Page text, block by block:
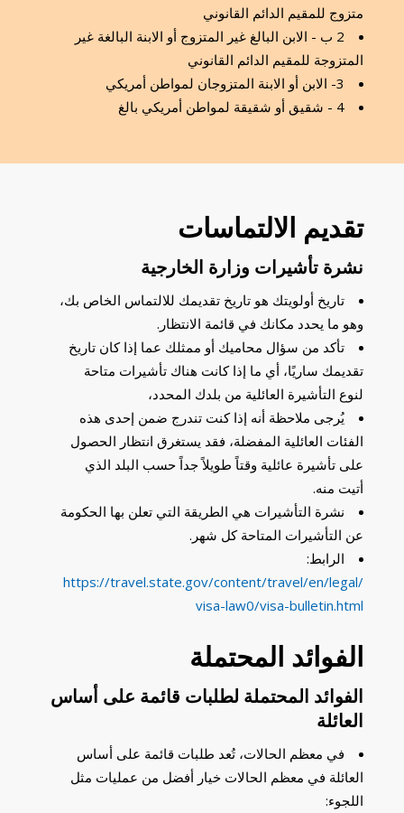
متزوج للمقيم الدائم القانوني
2 ب - الابن البالغ غير المتزوج أو الابنة البالغة غير
المتزوجة للمقيم الدائم القانوني
3- الابن أو الابنة المتزوجان لمواطن أمريكي
4 - شقيق أو شقيقة لمواطن أمريكي بالغ
تقديم الالتماسات
نشرة تأشيرات وزارة الخارجية
تاريخ أولويتك هو تاريخ تقديمك للالتماس الخاص بك،
وهو ما يحدد مكانك في قائمة الانتظار.
تأكد من سؤال محاميك أو ممثلك عما إذا كان تاريخ
تقديمك ساريًا، أي ما إذا كانت هناك تأشيرات متاحة
لنوع التأشيرة العائلية من بلدك المحدد،
يُرجى ملاحظة أنه إذا كنت تندرج ضمن إحدى هذه
الفئات العائلية المفضلة، فقد يستغرق انتظار الحصول
على تأشيرة عائلية وقتاً طويلاً جداً حسب البلد الذي
أتيت منه.
نشرة التأشيرات هي الطريقة التي تعلن بها الحكومة
عن التأشيرات المتاحة كل شهر.
الرابط:
https://travel.state.gov/content/travel/en/legal/
visa-law0/visa-bulletin.html
الفوائد المحتملة
الفوائد المحتملة لطلبات قائمة على أساس
العائلة
في معظم الحالات، تُعد طلبات قائمة على أساس
العائلة في معظم الحالات خيار أفضل من عمليات مثل
اللجوء: